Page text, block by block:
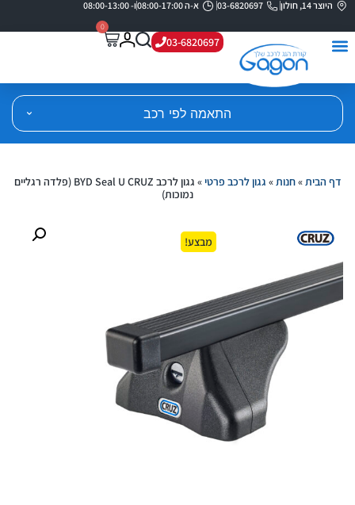
היוצר 14, חולון 03-6820697 א-ה 08:00-17:00 ו- 08:00-13:00
03-6820697
0
התאמה לפי רכב
דף הבית»חנות» גגון לרכב פרטי»
גגון לרכב BYD Seal U CRUZ (פלדה רגליים
נמוכות)
מבצע!